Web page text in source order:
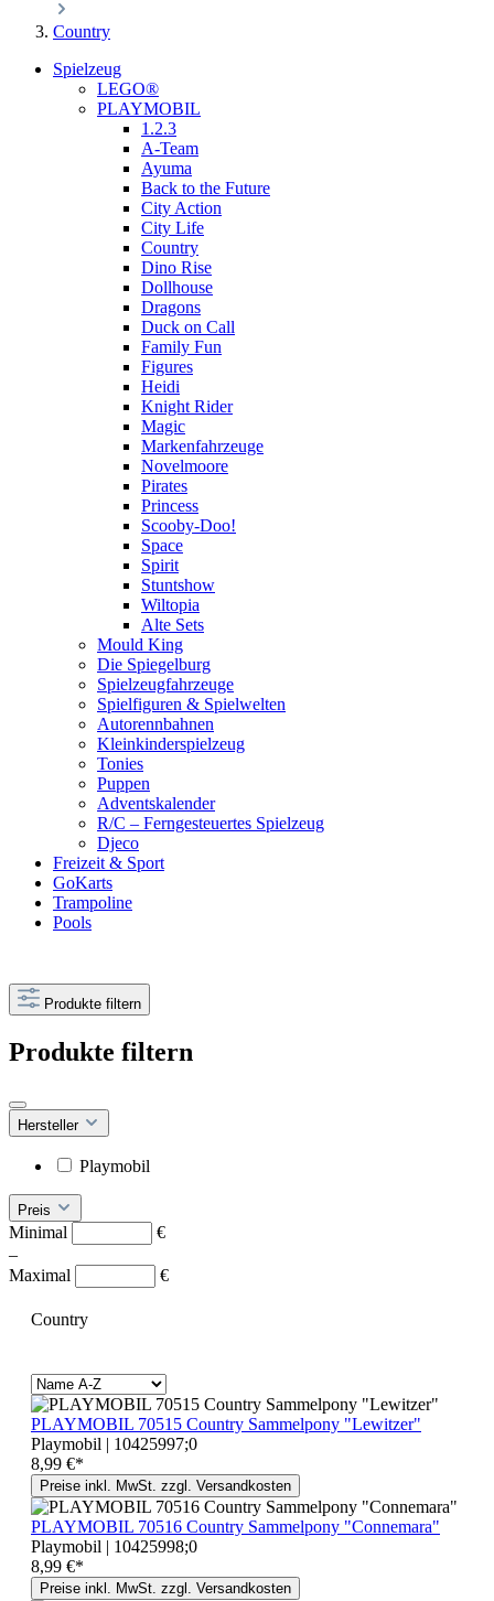
Country
Spielzeug
LEGO®
PLAYMOBIL
1.2.3
A-Team
Ayuma
Back to the Future
City Action
City Life
Country
Dino Rise
Dollhouse
Dragons
Duck on Call
Family Fun
Figures
Heidi
Knight Rider
Magic
Markenfahrzeuge
Novelmoore
Pirates
Princess
Scooby-Doo!
Space
Spirit
Stuntshow
Wiltopia
Alte Sets
Mould King
Die Spiegelburg
Spielzeugfahrzeuge
Spielfiguren & Spielwelten
Autorennbahnen
Kleinkinderspielzeug
Tonies
Puppen
Adventskalender
R/C – Ferngesteuertes Spielzeug
Djeco
Freizeit & Sport
GoKarts
Trampoline
Pools
Produkte filtern
Produkte filtern
Hersteller
Playmobil
Preis
Minimal
€
–
Maximal
€
Country
PLAYMOBIL 70515 Country Sammelpony "Lewitzer"
Playmobil | 10425997;0
8,99 €*
Preise inkl. MwSt. zzgl. Versandkosten
PLAYMOBIL 70516 Country Sammelpony "Connemara"
Playmobil | 10425998;0
8,99 €*
Preise inkl. MwSt. zzgl. Versandkosten